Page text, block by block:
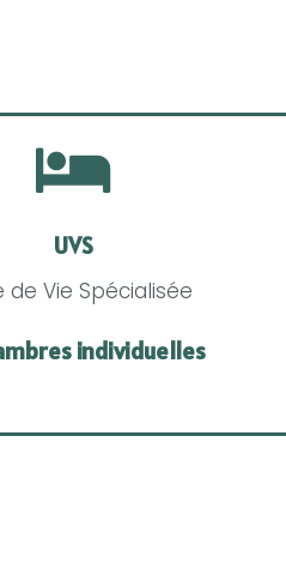
UVS
de Vie Spécialisée
individuelles